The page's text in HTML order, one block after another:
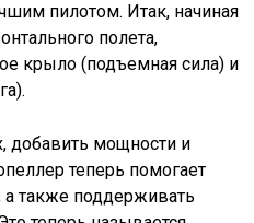
пилотом. Итак, начиная
полета,
крыло (подъемная сила) и
добавить мощности и
теперь помогает
а также поддерживать